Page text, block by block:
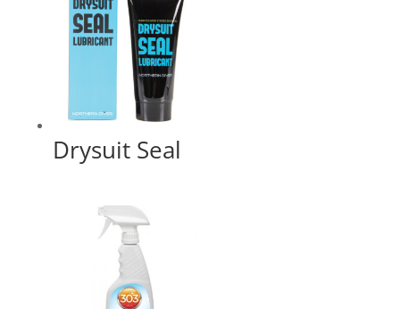
Drysuit Seal